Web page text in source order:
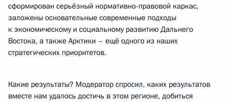
сформирован серьёзный нормативно-правовой каркас,
заложены основательные современные подходы
к экономическому и социальному развитию Дальнего
Востока, а также Арктики – ещё одного из наших
стратегических приоритетов.
Какие результаты? Модератор спросил, каких результатов
вместе нам удалось достичь в этом регионе, добиться